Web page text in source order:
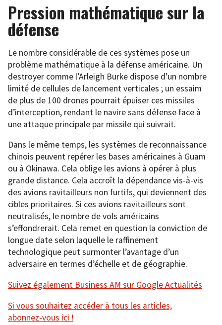
Pression mathématique sur la
défense
Le nombre considérable de ces systèmes pose un
problème mathématique à la défense américaine. Un
destroyer comme l’Arleigh Burke dispose d’un nombre
limité de cellules de lancement verticales ; un essaim
de plus de 100 drones pourrait épuiser ces missiles
d’interception, rendant le navire sans défense face à
une attaque principale par missile qui suivrait.
Dans le même temps, les systèmes de reconnaissance
chinois peuvent repérer les bases américaines à Guam
ou à Okinawa. Cela oblige les avions à opérer à plus
grande distance. Cela accroît la dépendance vis-à-vis
des avions ravitailleurs non furtifs, qui deviennent des
cibles prioritaires. Si ces avions ravitailleurs sont
neutralisés, le nombre de vols américains
s’effondrerait. Cela remet en question la conviction de
longue date selon laquelle le raffinement
technologique peut surmonter l’avantage d’un
adversaire en termes d’échelle et de géographie.
Suivez également Business AM sur Google Actualités
Si vous souhaitez accéder à tous les articles,
abonnez-vous ici !